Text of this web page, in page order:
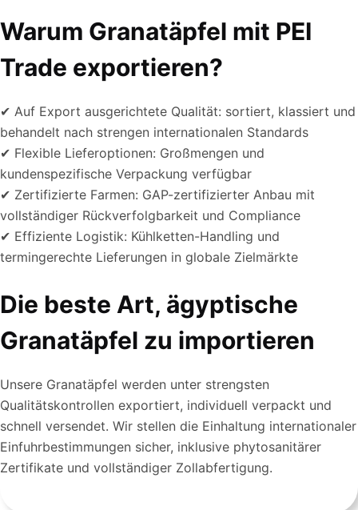
Warum Granatäpfel mit PEI
Trade exportieren?
✔ Auf Export ausgerichtete Qualität: sortiert, klassiert und
behandelt nach strengen internationalen Standards
✔ Flexible Lieferoptionen: Großmengen und
kundenspezifische Verpackung verfügbar
✔ Zertifizierte Farmen: GAP-zertifizierter Anbau mit
vollständiger Rückverfolgbarkeit und Compliance
✔ Effiziente Logistik: Kühlketten-Handling und
termingerechte Lieferungen in globale Zielmärkte
Die beste Art, ägyptische
Granatäpfel zu importieren
Unsere Granatäpfel werden unter strengsten
Qualitätskontrollen exportiert, individuell verpackt und
schnell versendet. Wir stellen die Einhaltung internationaler
Einfuhrbestimmungen sicher, inklusive phytosanitärer
Zertifikate und vollständiger Zollabfertigung.